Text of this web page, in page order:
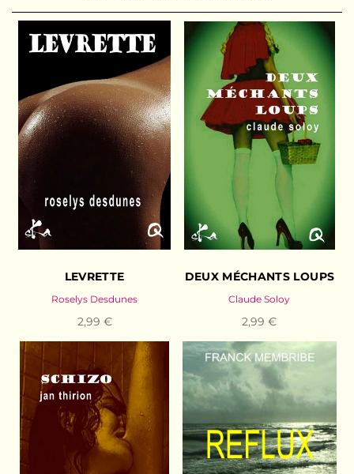
LEVRETTE
Roselys Desdunes
2,99 €
DEUX MÉCHANTS LOUPS
Claude Soloy
2,99 €